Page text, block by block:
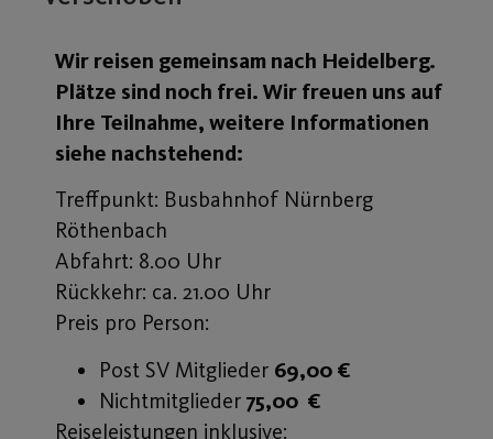
Wir reisen gemeinsam nach Heidelberg.
Plätze sind noch frei. Wir freuen uns auf
Ihre Teilnahme, weitere Informationen
siehe nachstehend:
Treffpunkt: Busbahnhof Nürnberg
Röthenbach
Abfahrt: 8.00 Uhr
Rückkehr: ca. 21.00 Uhr
Preis pro Person:
Post SV Mitglieder 69,00 €
Nichtmitglieder 75,00 €
Reiseleistungen inklusive: